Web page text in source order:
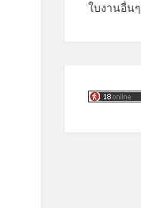
ใบงานอื่นๆ